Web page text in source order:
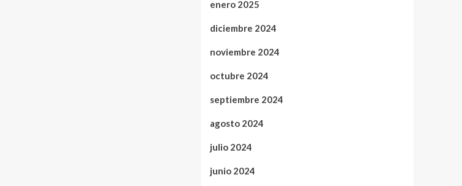
enero 2025
diciembre 2024
noviembre 2024
octubre 2024
septiembre 2024
agosto 2024
julio 2024
junio 2024